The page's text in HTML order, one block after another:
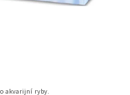
akvarijní ryby.